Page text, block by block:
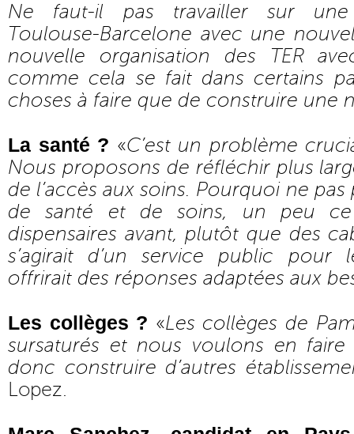
Ne faut-il pas travailler sur une
Toulouse-Barcelone avec une
nouvelle organisation des TER
comme cela se fait dans certains
choses à faire que de construire une
La santé ? «C’est un problème
Nous proposons de réfléchir plus
de l’accès aux soins. Pourquoi ne
de santé et de soins, un peu ce
dispensaires avant, plutôt que des
s’agirait d’un service public pour
offrirait des réponses adaptées aux
Les collèges ? «Les collèges de
sursaturés et nous voulons en faire
donc construire d’autres
Lopez.